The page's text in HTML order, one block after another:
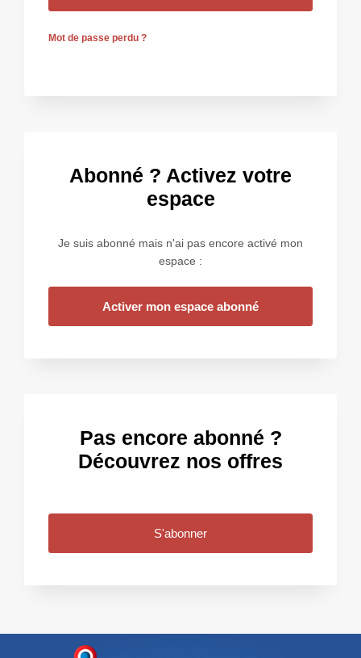
Mot de passe perdu ?
Abonné ? Activez votre
espace
Je suis abonné mais n'ai pas encore activé mon
espace :
Activer mon espace abonné
Pas encore abonné ?
Découvrez nos offres
S'abonner